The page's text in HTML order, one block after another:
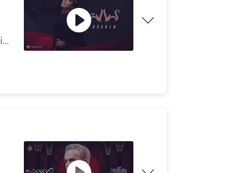
#Rotana2026 #Rotana #Assala Assala - Assala | Official Music Video 202